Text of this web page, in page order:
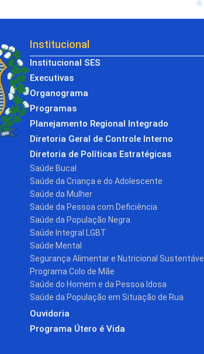
Institucional
Institucional SES
Executivas
Organograma
Programas
Planejamento Regional Integrado
Diretoria Geral de Controle Interno
Diretoria de Políticas Estratégicas
Saúde Bucal
Saúde da Criança e do Adolescente
Saúde da Mulher
Saúde da Pessoa com Deficiência
Saúde da População Negra
Saúde Integral LGBT
Saúde Mental
Segurança Alimentar e Nutricional Sustentável
Programa Colo de Mãe
Saúde do Homem e da Pessoa Idosa
Saúde da População em Situação de Rua
Ouvidoria
Programa Útero é Vida